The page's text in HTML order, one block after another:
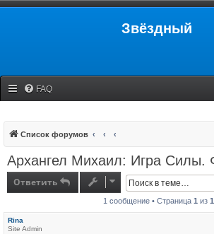
Звёздный
FAQ
Список форумов
Архангел Михаил: Игра Силы.
Ответить
1 сообщение • Страница 1 из 1
Rina
Site Admin